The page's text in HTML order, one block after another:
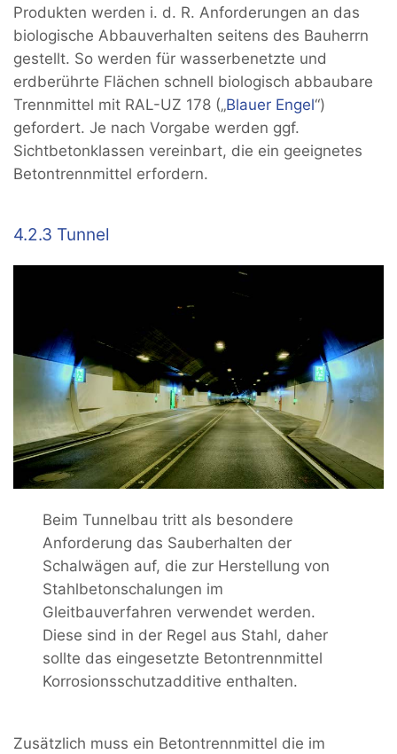
Produkten werden i. d. R. Anforderungen an das
biologische Abbauverhalten seitens des Bauherrn
gestellt. So werden für wasserbenetzte und
erdberührte Flächen schnell biologisch abbaubare
Trennmittel mit RAL-UZ 178 („Blauer Engel“)
gefordert. Je nach Vorgabe werden ggf.
Sichtbetonklassen vereinbart, die ein geeignetes
Betontrennmittel erfordern.
4.2.3 Tunnel
Beim Tunnelbau tritt als besondere
Anforderung das Sauberhalten der
Schalwägen auf, die zur Herstellung von
Stahlbetonschalungen im
Gleitbauverfahren verwendet werden.
Diese sind in der Regel aus Stahl, daher
sollte das eingesetzte Betontrennmittel
Korrosionsschutzadditive enthalten.
Zusätzlich muss ein Betontrennmittel die im